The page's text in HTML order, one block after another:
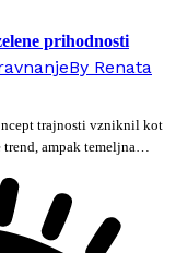
prihodnosti
By Renata
trajnosti vzniknil kot
ampak temeljna…